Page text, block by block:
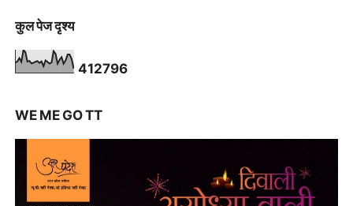
कुल पेज दृश्य
412796
WE ME GO TT